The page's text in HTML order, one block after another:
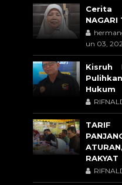
Cerita
NAGARI
un 03,
Kisruh
Hukum
TARIF
RAKYAT